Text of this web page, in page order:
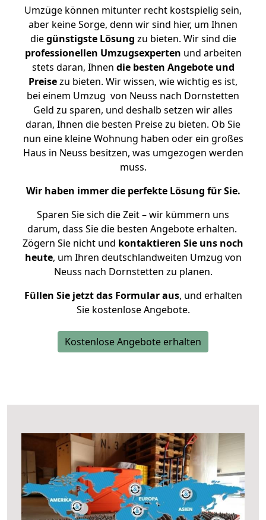
Umzüge können mitunter recht kostspielig sein,
aber keine Sorge, denn wir sind hier, um Ihnen
diegünstigste Lösung zu bieten. Wir sind die
professionellen Umzugsexperten und arbeiten
stets daran, Ihnen die besten Angebote und
Preisezu bieten. Wir wissen, wie wichtig es ist,
bei einem Umzug von Neuss nach Dornstetten
Geld zu sparen, und deshalb setzen wir alles
daran, Ihnen die besten Preise zu bieten. Ob Sie
nun eine kleine Wohnung haben oder ein großes
Haus in Neuss besitzen, was umgezogen werden
muss.
Wir haben immer die perfekte Lösung für Sie.
Sparen Sie sich die Zeit – wir kümmern uns
darum, dass Sie die besten Angebote erhalten.
Zögern Sie nicht und kontaktieren Sie uns noch
heute, um Ihren deutschlandweiten Umzug von
Neuss nach Dornstetten zu planen.
Füllen Sie jetzt das Formular aus, und erhalten
Sie kostenlose Angebote.
Kostenlose Angebote erhalten